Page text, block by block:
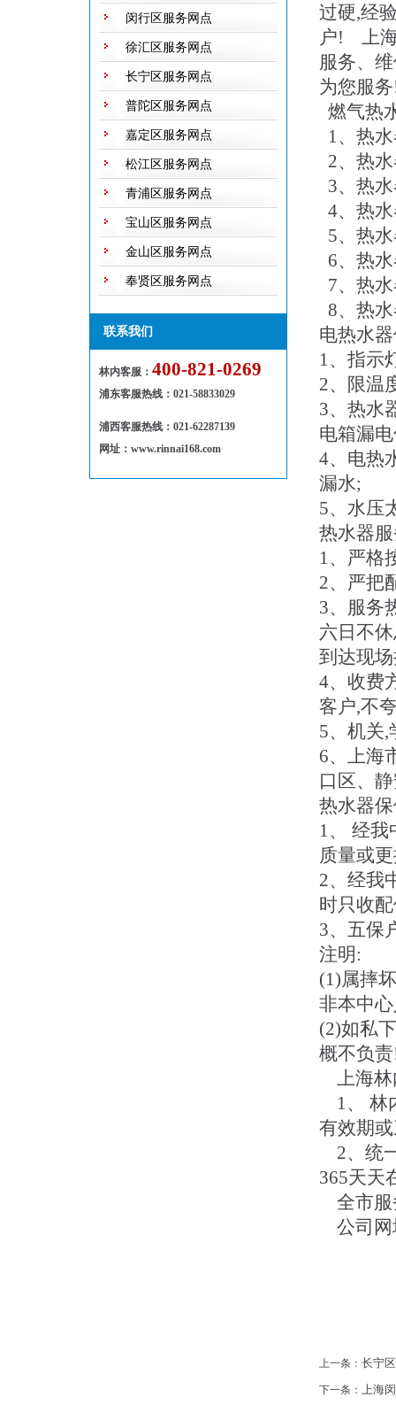
闵行区服务网点
徐汇区服务网点
长宁区服务网点
普陀区服务网点
嘉定区服务网点
松江区服务网点
青浦区服务网点
宝山区服务网点
金山区服务网点
奉贤区服务网点
联系我们
林内客服： 400-821-0269
浦东客服热线： 021-58833029
浦西客服热线：021-62287139
网址：www.rinnai168.com
过硬,经
户! 上海
服务、
为您服
燃气热
1、热
2、热
3、热
4、热
5、热
6、热
7、热
8、热
电热水
1、指示
2、限温
3、热水
电箱漏
4、电热
漏水;
5、水压
热水器
1、严格
2、严把
3、服务
六日不
到达现
4、收费
客户,不
5、机关
6、上海
口区、
热水器
1、 经
质量或
2、经我
时只收
3、五保
注明:
(1)属摔
非本中
(2)如私
概不负
上海
1、 林
有效期
2、统
365天天
全市服
公司网
上一条： 长宁
下一条： 上海